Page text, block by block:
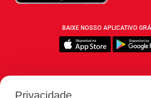
BAIXE NOSSO APLICATIVO
Privacidade